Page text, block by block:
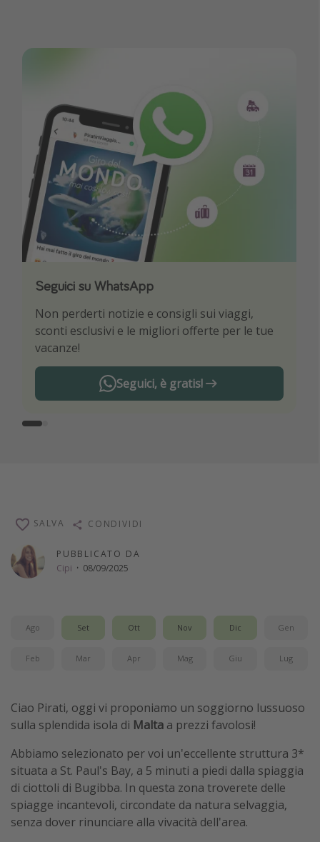
Seguici su WhatsApp
Non perderti notizie e consigli sui viaggi,
sconti esclusivi e le migliori offerte per le tue
vacanze!
Seguici, è gratis!
Scarica la nostra App
Sii il primo a conoscere le migliori offerte di
viaggio
PUBBLICATO DA
Cipi · 08/09/2025
SALVA CONDIVIDI
Ago Set Ott Nov Dic Gen
Feb Mar Apr Mag Giu Lug
Ciao Pirati, oggi vi proponiamo un soggiorno lussuoso
sulla splendida isola di Malta a prezzi favolosi!
Abbiamo selezionato per voi un'eccellente struttura 3*
situata a St. Paul's Bay, a 5 minuti a piedi dalla spiaggia
di ciottoli di Bugibba. In questa zona troverete delle
spiagge incantevoli, circondate da natura selvaggia,
senza dover rinunciare alla vivacità dell'area.